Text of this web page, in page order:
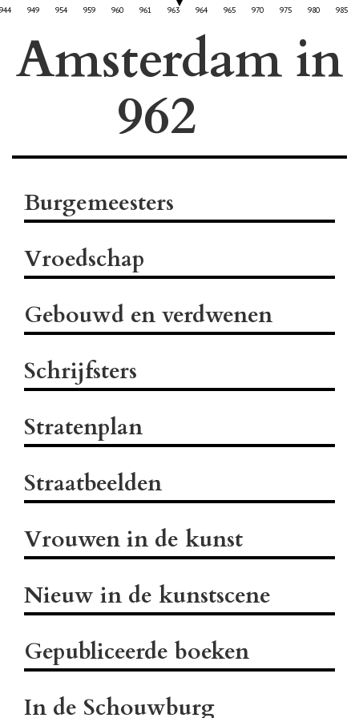
944 949 954 959 960 961 963 964 965 970 975 980 985
Amsterdam in
Burgemeesters
Vroedschap
Gebouwd en verdwenen
Schrijfsters
Stratenplan
Straatbeelden
Vrouwen in de kunst
Nieuw in de kunstscene
Gepubliceerde boeken
In de Schouwburg